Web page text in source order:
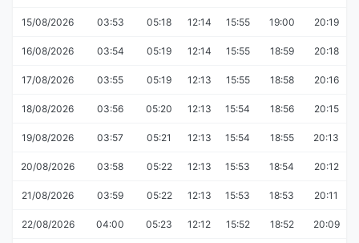
15/08/2026 03:53 05:18 12:14 15:55 19:00 20:19
16/08/2026 03:54 05:19 12:14 15:55 18:59 20:18
17/08/2026 03:55 05:19 12:13 15:55 18:58 20:16
18/08/2026 03:56 05:20 12:13 15:54 18:56 20:15
19/08/2026 03:57 05:21 12:13 15:54 18:55 20:13
20/08/2026 03:58 05:22 12:13 15:53 18:54 20:12
21/08/2026 03:59 05:22 12:13 15:53 18:53 20:11
22/08/2026 04:00 05:23 12:12 15:52 18:52 20:09